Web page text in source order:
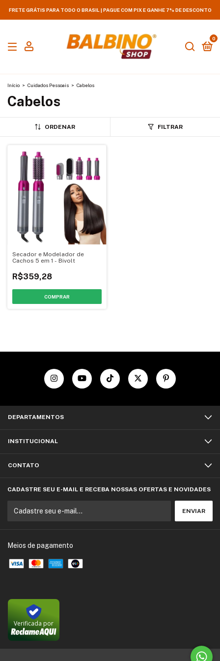
FRETE GRÁTIS PARA TODO O BRASIL | PAGUE COM PIX E GANHE 7% DE DESCONTO
0
Início > Cuidados Pessoais > Cabelos
Cabelos
ORDENAR FILTRAR
Secador e Modelador de
Cachos 5 em 1 - Bivolt
R$359,28
DEPARTAMENTOS
INSTITUCIONAL
CONTATO
CADASTRE SEU E-MAIL E RECEBA NOSSAS OFERTAS E NOVIDADES
Meios de pagamento
Verificada por